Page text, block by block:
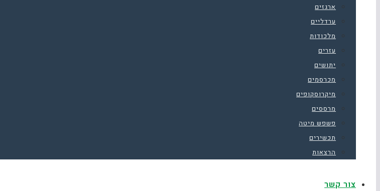
ארגזים
ערדליים
מלכודות
עזרים
יתושים
מכרסמים
מיקרוסקופים
מרססים
פשפש מיטה
תכשירים
הרצאות
צור קשר